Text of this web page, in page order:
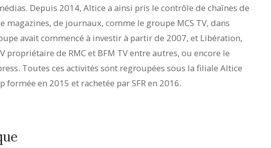
Depuis 2014, Altice a ainsi pris le contrôle de chaînes de
magazines, de journaux, comme le groupe MCS TV, dans
avait commencé à investir à partir de 2007, et Libération,
propriétaire de RMC et BFM TV entre autres, ou encore le
Toutes ces activités sont regroupées sous la filiale Altice
formée en 2015 et rachetée par SFR en 2016.